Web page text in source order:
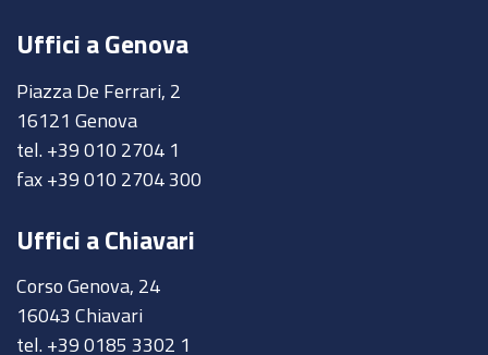
Uffici a Genova
Piazza De Ferrari, 2
16121 Genova
tel. +39 010 2704 1
fax +39 010 2704 300
Uffici a Chiavari
Corso Genova, 24
16043 Chiavari
tel. +39 0185 3302 1